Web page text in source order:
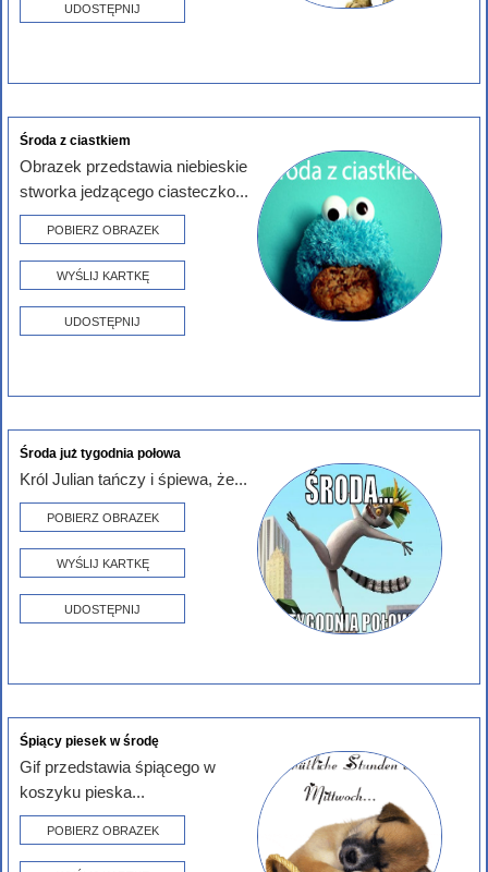
UDOSTĘPNIJ
Środa z ciastkiem
Obrazek przedstawia niebieskie
stworka jedzącego ciasteczko...
POBIERZ OBRAZEK
WYŚLIJ KARTKĘ
UDOSTĘPNIJ
Środa już tygodnia połowa
Król Julian tańczy i śpiewa, że...
POBIERZ OBRAZEK
WYŚLIJ KARTKĘ
UDOSTĘPNIJ
Śpiący piesek w środę
Gif przedstawia śpiącego w
koszyku pieska...
POBIERZ OBRAZEK